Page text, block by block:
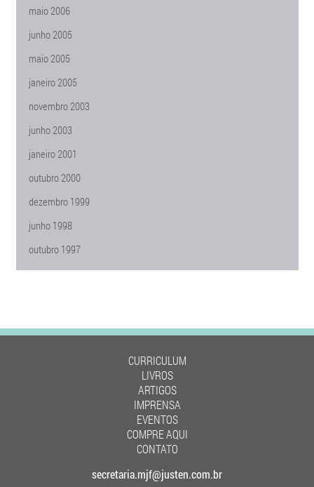
maio 2006
junho 2005
maio 2005
janeiro 2005
novembro 2003
junho 2003
janeiro 2001
outubro 2000
dezembro 1999
junho 1998
outubro 1997
CURRICULUM
LIVROS
ARTIGOS
IMPRENSA
EVENTOS
COMPRE AQUI
CONTATO
secretaria.mjf@justen.com.br